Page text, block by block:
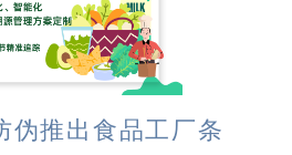
伪推出食品工厂条